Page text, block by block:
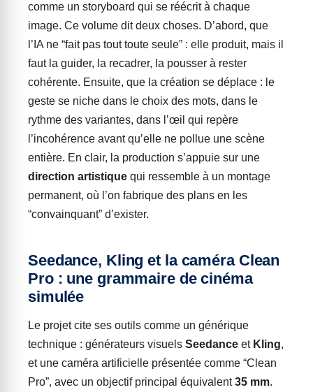
comme un storyboard qui se réécrit à chaque
image. Ce volume dit deux choses. D’abord, que
l’IA ne “fait pas tout toute seule” : elle produit, mais il
faut la guider, la recadrer, la pousser à rester
cohérente. Ensuite, que la création se déplace : le
geste se niche dans le choix des mots, dans le
rythme des variantes, dans l’œil qui repère
l’incohérence avant qu’elle ne pollue une scène
entière. En clair, la production s’appuie sur une
direction artistique qui ressemble à un montage
permanent, où l’on fabrique des plans en les
“convainquant” d’exister.
Seedance, Kling et la caméra Clean
Pro : une grammaire de cinéma
simulée
Le projet cite ses outils comme un générique
technique : générateurs visuels Seedance et Kling,
et une caméra artificielle présentée comme “Clean
Pro”, avec un objectif principal équivalent35 mm.